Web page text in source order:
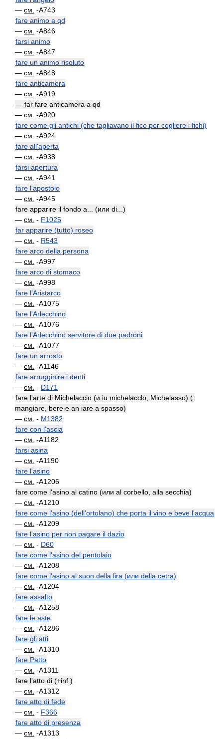
— см. -A743
fare animo a qd
— см. -A846
farsi animo
— см. -A847
fare un animo risoluto
— см. -A848
fare anticamera
— см. -A919
— far fare anticamera a qd
— см. -A920
fare come gli antichi (che tagliavano il fico per cogliere i fichi)
— см. -A924
fare all'aperta
— см. -A938
farsi apertura
— см. -A941
fare l'apostolo
— см. -A945
fare apparire il fondo a... (или di...)
— см. - F1025
far apparire (tutto) roseo
— см. - R543
fare arco della persona
— см. -A997
fare arco di stomaco
— см. -A998
fare l'Aristarco
— см. -A1075
fare l'Arlecchino
— см. -A1076
fare l'Arlecchino servitore di due padroni
— см. -A1077
fare un arrosto
— см. -A1146
fare arrugginire i denti
— см. - D171
fare l'arte di Michelaccio (и iu michelacclo, Michelasso) (:
mangiare, bere e an iare a spasso)
— см. - M1382
fare con l'ascia
— см. -A1182
farsi asina
— см. -A1190
fare l'asino
— см. -A1206
fare come l'asino al catino (или al corbello, alla secchia)
— см. -A1210
fare come l'asino (dell'ortolano) che porta il vino e beve l'acqua
— см. -A1209
fare l'asino per non pagare il dazio
— см. - D60
fare come l'asino del pentolaio
— см. -A1208
fare come l'asino al suon della lira (или della cetra)
— см. -A1204
fare assalto
— см. -A1258
fare le aste
— см. -A1286
fare gli atti
— см. -A1310
fare Patto
— см. -A1311
fare l'atto di (+inf.)
— см. -A1312
fare atto di fede
— см. - F366
fare atto di presenza
— см. -A1313